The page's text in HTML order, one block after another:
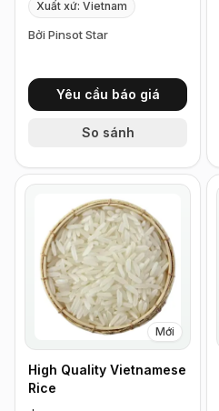
Xuất xứ: Vietnam
Bởi Pinsot Star
Yêu cầu báo giá
So sánh
Mới
High Quality Vietnamese
Rice